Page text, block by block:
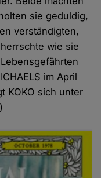
sie geduldig,
verständigten,
wie sie
im April
KOKO sich unter